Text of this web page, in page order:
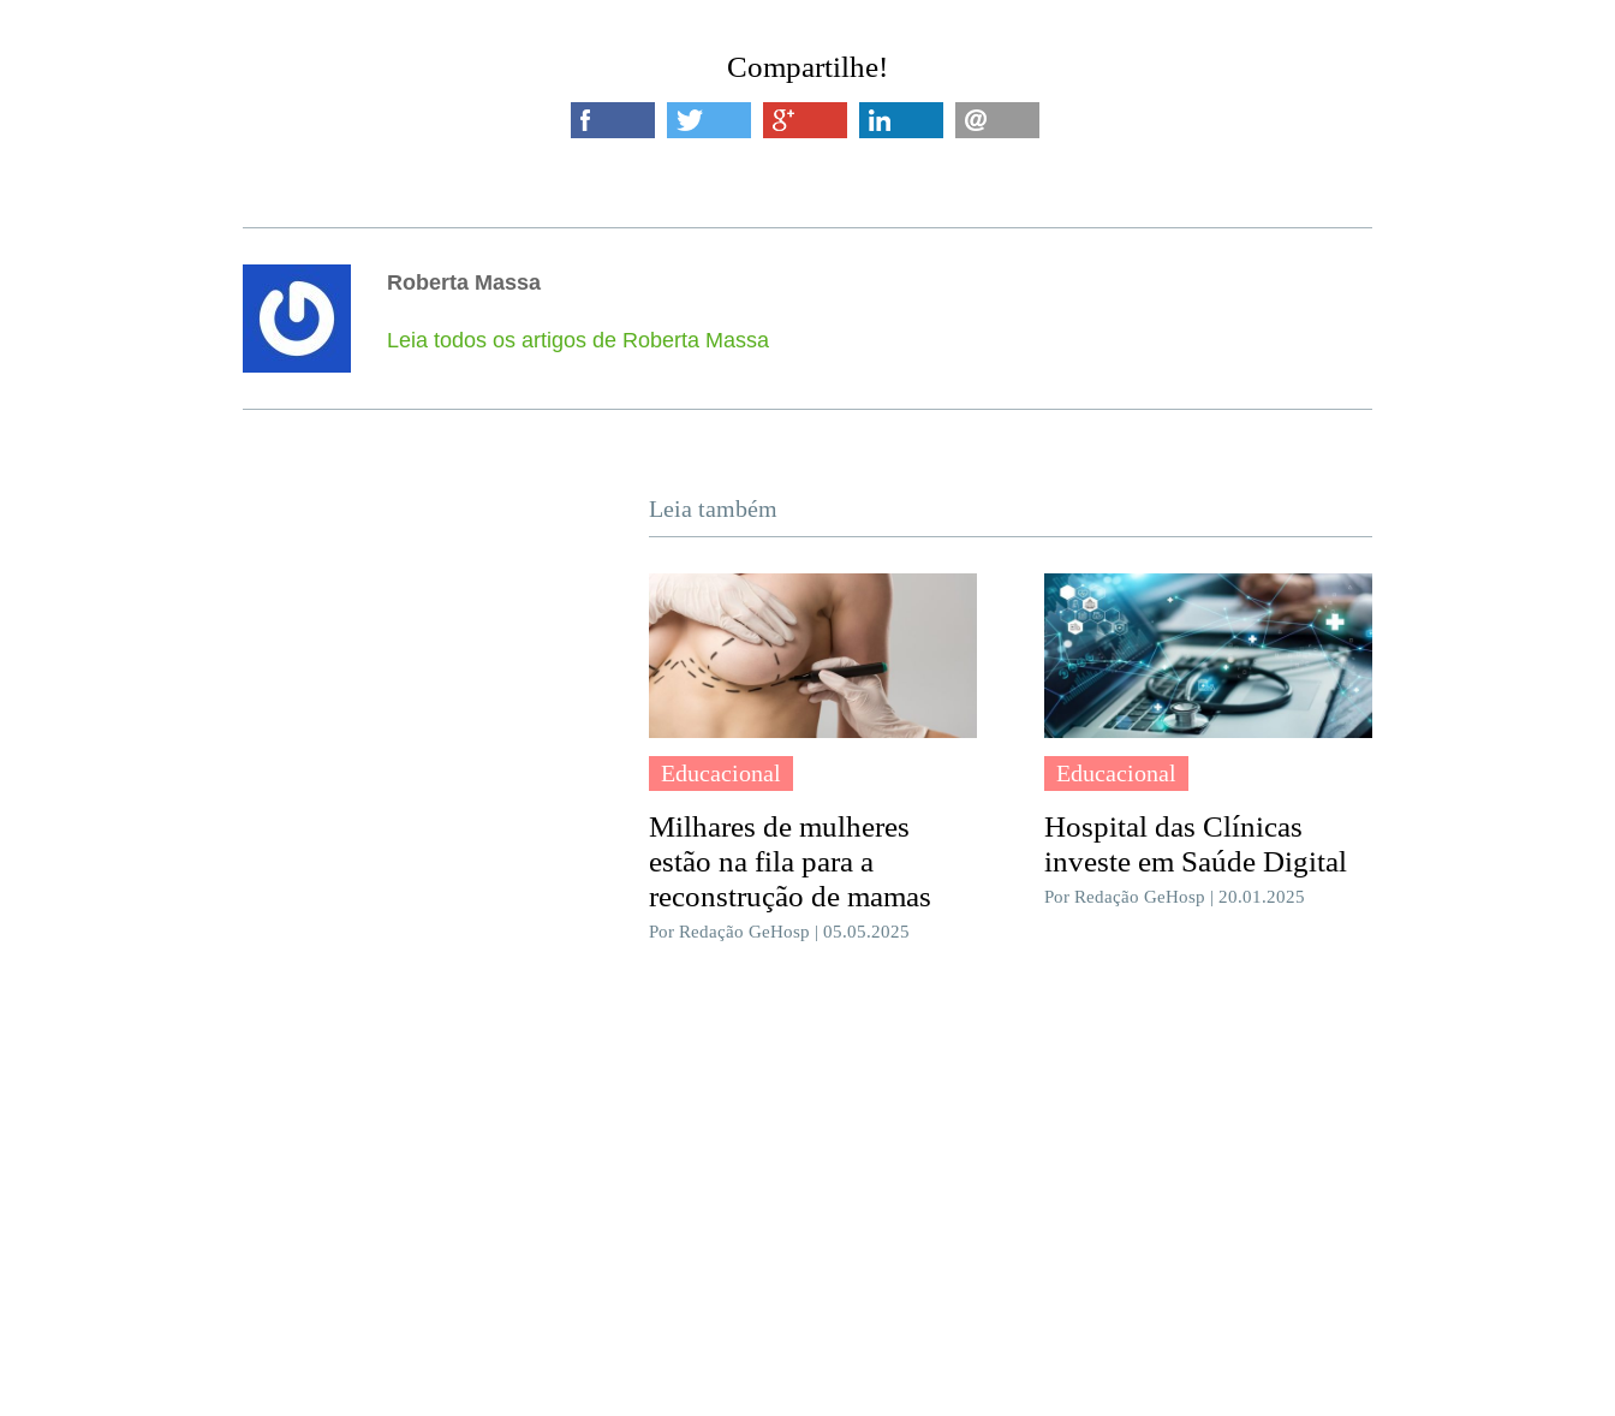
Compartilhe!
Roberta Massa
Leia todos os artigos de Roberta Massa
Leia também
Educacional
Milhares de mulheres
estão na fila para a
reconstrução de mamas
Por Redação GeHosp | 05.05.2025
Educacional
Hospital das Clínicas
investe em Saúde Digital
Por Redação GeHosp | 20.01.2025